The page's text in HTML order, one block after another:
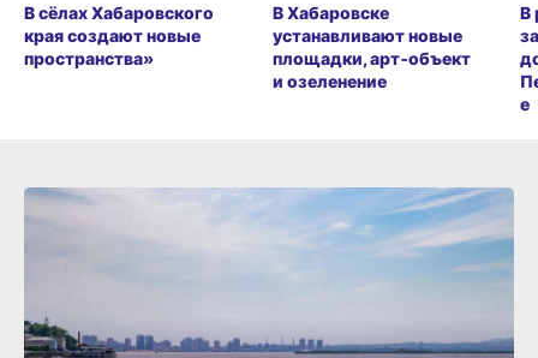
В сёлах Хабаровского
края создают новые
пространства»
В Хабаровске
устанавливают новые
площадки, арт‑объект
и озеленение
В
е